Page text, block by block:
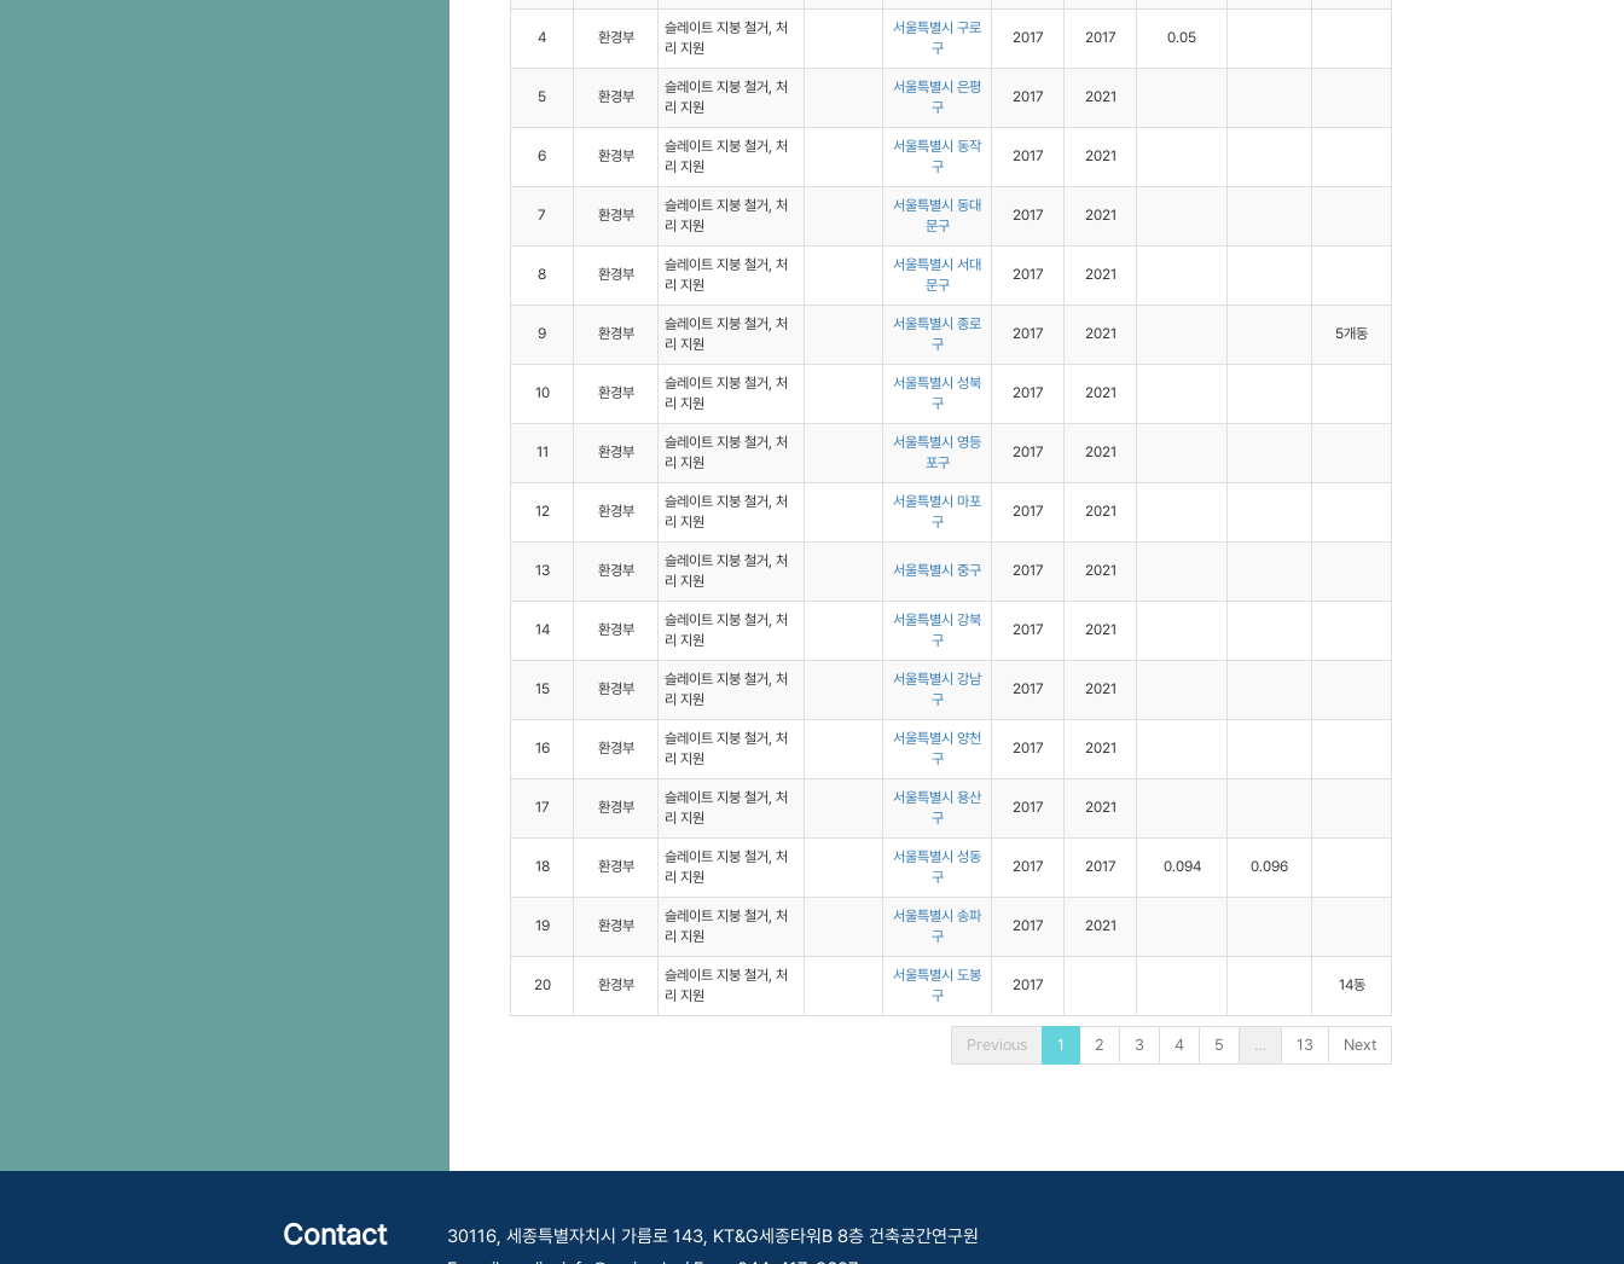
4 환경부
슬레이트 지붕 철거, 처
리 지원
서울특별시 구로
구
2017 2017 0.05
5 환경부
슬레이트 지붕 철거, 처
리 지원
서울특별시 은평
구
2017 2021
6 환경부
슬레이트 지붕 철거, 처
리 지원
서울특별시 동작
구
2017 2021
7 환경부
슬레이트 지붕 철거, 처
리 지원
서울특별시 동대
문구
2017 2021
8 환경부
슬레이트 지붕 철거, 처
리 지원
서울특별시 서대
문구
2017 2021
9 환경부
슬레이트 지붕 철거, 처
리 지원
서울특별시 종로
구
2017 2021 5개동
10 환경부
슬레이트 지붕 철거, 처
리 지원
서울특별시 성북
구
2017 2021
11 환경부
슬레이트 지붕 철거, 처
리 지원
서울특별시 영등
포구
2017 2021
12 환경부
슬레이트 지붕 철거, 처
리 지원
서울특별시 마포
구
2017 2021
13 환경부
슬레이트 지붕 철거, 처
리 지원
서울특별시 중구 2017 2021
14 환경부
슬레이트 지붕 철거, 처
리 지원
서울특별시 강북
구
2017 2021
15 환경부
슬레이트 지붕 철거, 처
리 지원
서울특별시 강남
구
2017 2021
16 환경부
슬레이트 지붕 철거, 처
리 지원
서울특별시 양천
구
2017 2021
17 환경부
슬레이트 지붕 철거, 처
리 지원
서울특별시 용산
구
2017 2021
18 환경부
슬레이트 지붕 철거, 처
리 지원
서울특별시 성동
구
2017 2017 0.094 0.096
19 환경부
슬레이트 지붕 철거, 처
리 지원
서울특별시 송파
구
2017 2021
20 환경부
슬레이트 지붕 철거, 처
리 지원
서울특별시 도봉
구
2017 14동
Previous 1 2 3 4 5 … 13 Next
Contact
30116, 세종특별자치시 가름로 143, KT&G세종타워B 8층 건축공간연구원